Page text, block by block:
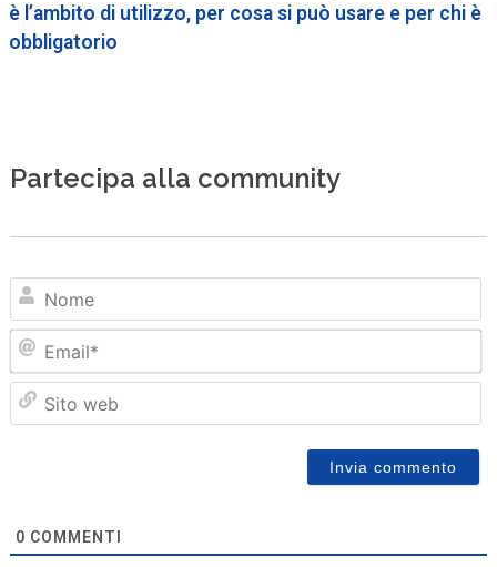
è l’ambito di utilizzo, per cosa si può usare e per chi è
obbligatorio
Partecipa alla community
0 COMMENTI